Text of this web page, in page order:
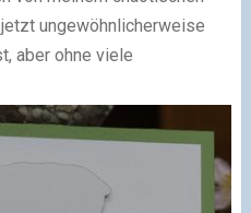
ungewöhnlicherweise
aber ohne viele